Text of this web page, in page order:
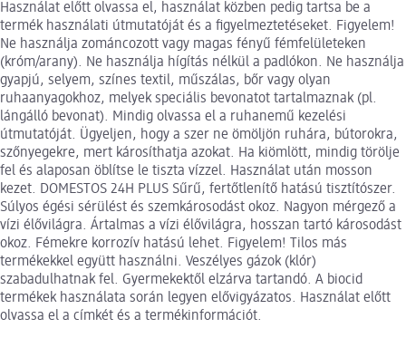
Használat előtt olvassa el, használat közben pedig tartsa be a
termék használati útmutatóját és a figyelmeztetéseket. Figyelem!
Ne használja zománcozott vagy magas fényű fémfelületeken
(króm/arany). Ne használja hígítás nélkül a padlókon. Ne használja
gyapjú, selyem, színes textil, műszálas, bőr vagy olyan
ruhaanyagokhoz, melyek speciális bevonatot tartalmaznak (pl.
lángálló bevonat). Mindig olvassa el a ruhanemű kezelési
útmutatóját. Ügyeljen, hogy a szer ne ömöljön ruhára, bútorokra,
szőnyegekre, mert károsíthatja azokat. Ha kiömlött, mindig törölje
fel és alaposan öblítse le tiszta vízzel. Használat után mosson
kezet. DOMESTOS 24H PLUS Sűrű, fertőtlenítő hatású tisztítószer.
Súlyos égési sérülést és szemkárosodást okoz. Nagyon mérgező a
vízi élővilágra. Ártalmas a vízi élővilágra, hosszan tartó károsodást
okoz. Fémekre korrozív hatású lehet. Figyelem! Tilos más
termékekkel együtt használni. Veszélyes gázok (klór)
szabadulhatnak fel. Gyermekektől elzárva tartandó. A biocid
termékek használata során legyen elővigyázatos. Használat előtt
olvassa el a címkét és a termékinformációt.